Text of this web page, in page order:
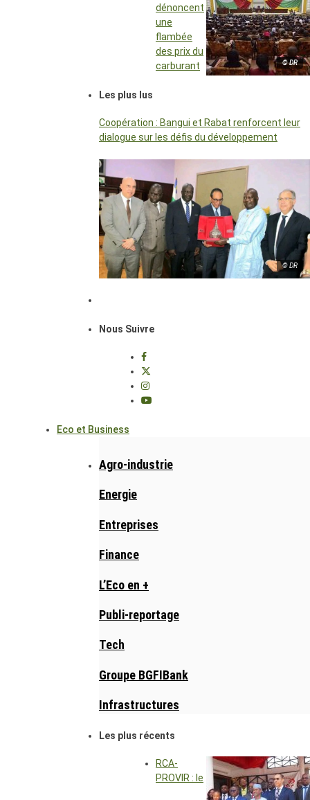
© DR
dénoncent
une
flambée
des prix du
carburant
Les plus lus
Coopération : Bangui et Rabat renforcent leur
dialogue sur les défis du développement
© DR
Nous Suivre
Eco et Business
Agro-industrie
Energie
Entreprises
Finance
L’Eco en +
Publi-reportage
Tech
Groupe BGFIBank
Infrastructures
Les plus récents
RCA-
PROVIR : le